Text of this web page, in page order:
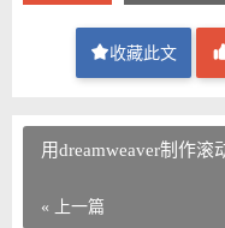
收藏此文
用dreamweaver制作滚
« 上一篇